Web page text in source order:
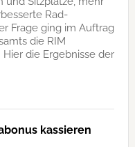
Rad-
Frage ging im Auftrag
die RIM
die Ergebnisse der
kassieren